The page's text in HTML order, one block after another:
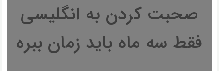
صحبت کردن به انگلیسی
فقط سه ماه باید زمان ببره